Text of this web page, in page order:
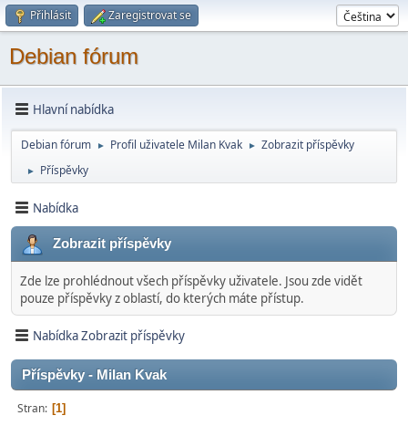
Přihlásit Zaregistrovat se
Debian fórum
Hlavní nabídka
Debian fórum ► Profil uživatele Milan Kvak ► Zobrazit příspěvky
► Příspěvky
Nabídka
Zobrazit příspěvky
Zde lze prohlédnout všech příspěvky uživatele. Jsou zde vidět
pouze příspěvky z oblastí, do kterých máte přístup.
Nabídka Zobrazit příspěvky
Příspěvky - Milan Kvak
Stran 1